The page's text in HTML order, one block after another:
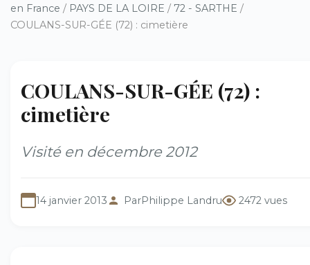
en France / PAYS DE LA LOIRE / 72 - SARTHE /
COULANS-SUR-GÉE (72) : cimetière
COULANS-SUR-GÉE (72) :
cimetière
Visité en décembre 2012
14 janvier 2013 ParPhilippe Landru 2472 vues